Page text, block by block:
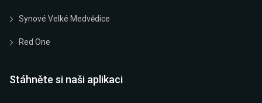
Synové Velké Medvědice
Red One
Stáhněte si naši aplikaci